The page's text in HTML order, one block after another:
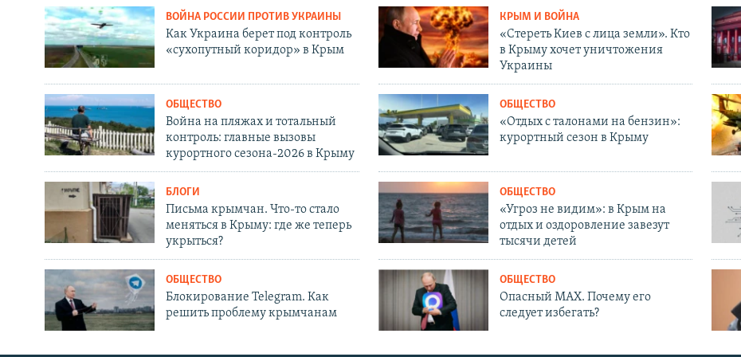
ВОЙНА РОССИИ ПРОТИВ УКРАИНЫ
Как Украина берет под контроль
«сухопутный коридор» в Крым
КРЫМ И ВОЙНА
«Стереть Киев с лица земли». Кто
в Крыму хочет уничтожения
Украины
ОБЩЕСТВО
Война на пляжах и тотальный
контроль: главные вызовы
курортного сезона-2026 в Крыму
ОБЩЕСТВО
«Отдых с талонами на бензин»:
курортный сезон в Крыму
БЛОГИ
Письма крымчан. Что-то стало
меняться в Крыму: где же теперь
укрыться?
ОБЩЕСТВО
«Угроз не видим»: в Крым на
отдых и оздоровление завезут
тысячи детей
ОБЩЕСТВО
Блокирование Telegram. Как
решить проблему крымчанам
ОБЩЕСТВО
Опасный MAX. Почему его
следует избегать?